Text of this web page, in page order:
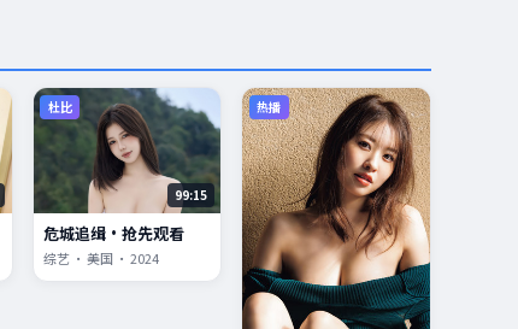
杜比
99:15
危城追缉·抢先观看
综艺 · 美国 · 2024
热播